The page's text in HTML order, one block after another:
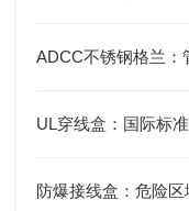
ADCC不锈钢格兰：
UL穿线盒：国际标
防爆接线盒：危险